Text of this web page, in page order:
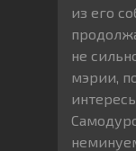
из его
не
мэрии,